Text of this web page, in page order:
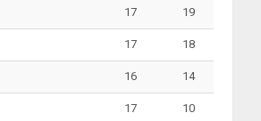
17 19
17 18
16 14
17 10